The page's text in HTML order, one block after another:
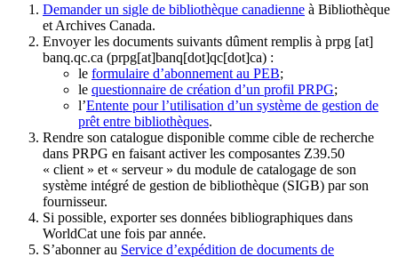
Demander un sigle de bibliothèque canadienne à Bibliothèque
et Archives Canada.
Envoyer les documents suivants dûment remplis à prpg [at]
banq.qc.ca (prpg[at]banq[dot]qc[dot]ca) :
le formulaire d’abonnement au PEB;
le questionnaire de création d’un profil PRPG;
l’Entente pour l’utilisation d’un système de gestion de
prêt entre bibliothèques.
Rendre son catalogue disponible comme cible de recherche
dans PRPG en faisant activer les composantes Z39.50
« client » et « serveur » du module de catalogage de son
système intégré de gestion de bibliothèque (SIGB) par son
fournisseur.
Si possible, exporter ses données bibliographiques dans
WorldCat une fois par année.
S’abonner au Service d’expédition de documents de